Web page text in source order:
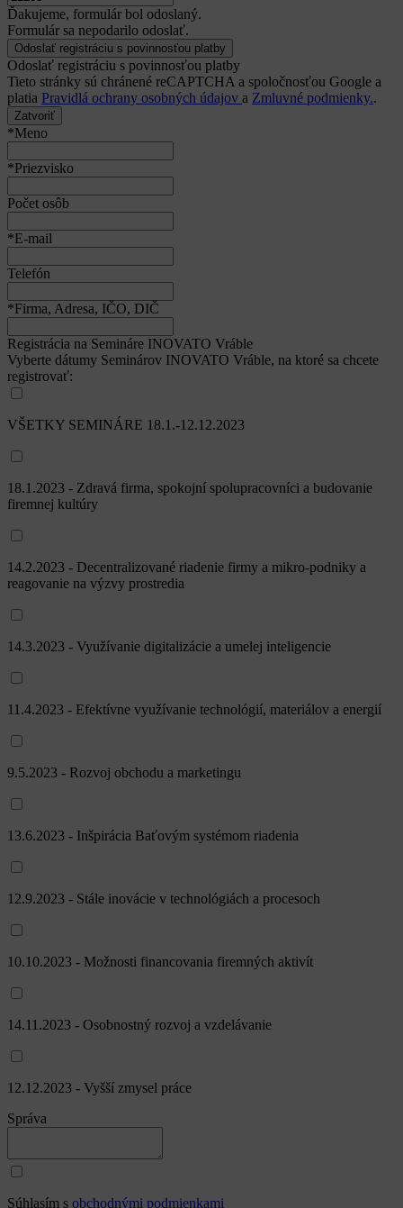
Ďakujeme, formulár bol odoslaný.
Formulár sa nepodarilo odoslať.
Odoslať registráciu s povinnosťou platby
Tieto stránky sú chránené reCAPTCHA a spoločnosťou Google a
platia Pravidlá ochrany osobných údajov a Zmluvné podmienky..
Zatvoriť
*Meno
*Priezvisko
Počet osôb
*E-mail
Telefón
*Firma, Adresa, IČO, DIČ
Registrácia na Semináre INOVATO Vráble
Vyberte dátumy Seminárov INOVATO Vráble, na ktoré sa chcete
registrovať:
VŠETKY SEMINÁRE 18.1.-12.12.2023
18.1.2023 - Zdravá firma, spokojní spolupracovníci a budovanie
firemnej kultúry
14.2.2023 - Decentralizované riadenie firmy a mikro-podniky a
reagovanie na výzvy prostredia
14.3.2023 - Využívanie digitalizácie a umelej inteligencie
11.4.2023 - Efektívne využívanie technológií, materiálov a energií
9.5.2023 - Rozvoj obchodu a marketingu
13.6.2023 - Inšpirácia Baťovým systémom riadenia
12.9.2023 - Stále inovácie v technológiách a procesoch
10.10.2023 - Možnosti financovania firemných aktivít
14.11.2023 - Osobnostný rozvoj a vzdelávanie
12.12.2023 - Vyšší zmysel práce
Správa
Súhlasím s obchodnými podmienkami